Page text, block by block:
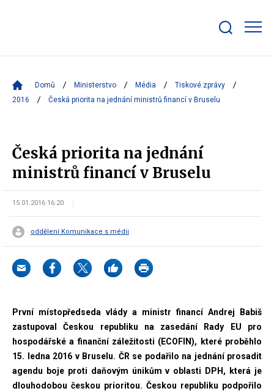
bar
Domů Ministerstvo Média
Tiskové zprávy
2016
Česká priorita na jednání ministrů financí v Bruselu
Česká priorita na jednání
ministrů financí v Bruselu
15.01.2016 16:20
oddělení Komunikace s médii
První místopředseda vlády a ministr financí Andrej Babiš
zastupoval Českou republiku na zasedání Rady EU pro
hospodářské a finanční záležitosti (ECOFIN), které proběhlo
15. ledna 2016 v Bruselu. ČR se podařilo na jednání prosadit
agendu boje proti daňovým únikům v oblasti DPH, která je
dlouhodobou českou prioritou. Českou republiku podpořilo